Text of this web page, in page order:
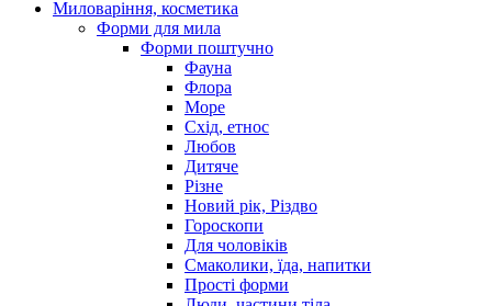
Миловаріння, косметика
Форми для мила
Форми поштучно
Фауна
Флора
Море
Схід, етнос
Любов
Дитяче
Різне
Новий рік, Різдво
Гороскопи
Для чоловіків
Смаколики, їда, напитки
Прості форми